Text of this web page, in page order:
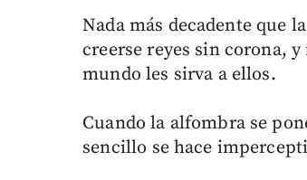
Nada más decadente que
creerse reyes sin corona,
mundo les sirva a ellos.
Cuando la alfombra se
sencillo se hace